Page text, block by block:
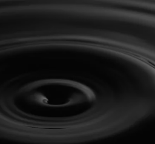
Domov
Informácie
Blog
SK